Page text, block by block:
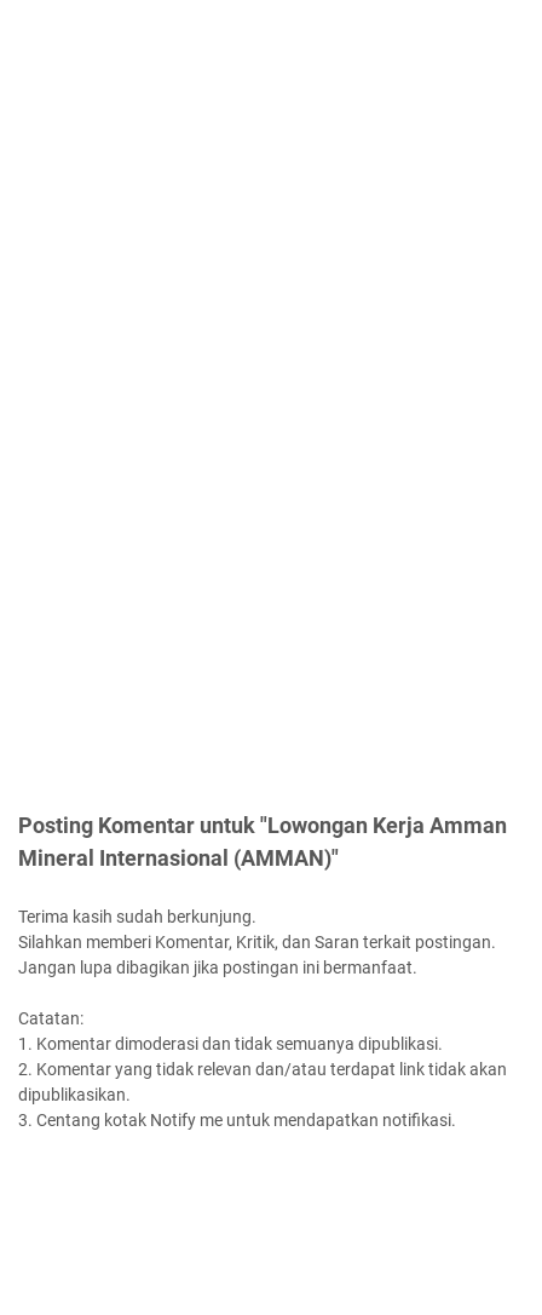
Posting Komentar untuk "Lowongan Kerja Amman
Mineral Internasional (AMMAN)"
Terima kasih sudah berkunjung.
Silahkan memberi Komentar, Kritik, dan Saran terkait postingan.
Jangan lupa dibagikan jika postingan ini bermanfaat.
Catatan:
1. Komentar dimoderasi dan tidak semuanya dipublikasi.
2. Komentar yang tidak relevan dan/atau terdapat link tidak akan
dipublikasikan.
3. Centang kotak Notify me untuk mendapatkan notifikasi.